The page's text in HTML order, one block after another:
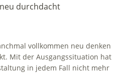
durchdacht
vollkommen neu denken
Mit der Ausgangssituation hat
in jedem Fall nicht mehr